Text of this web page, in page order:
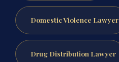
Domestic Violence Lawyer
Drug Distribution Lawyer